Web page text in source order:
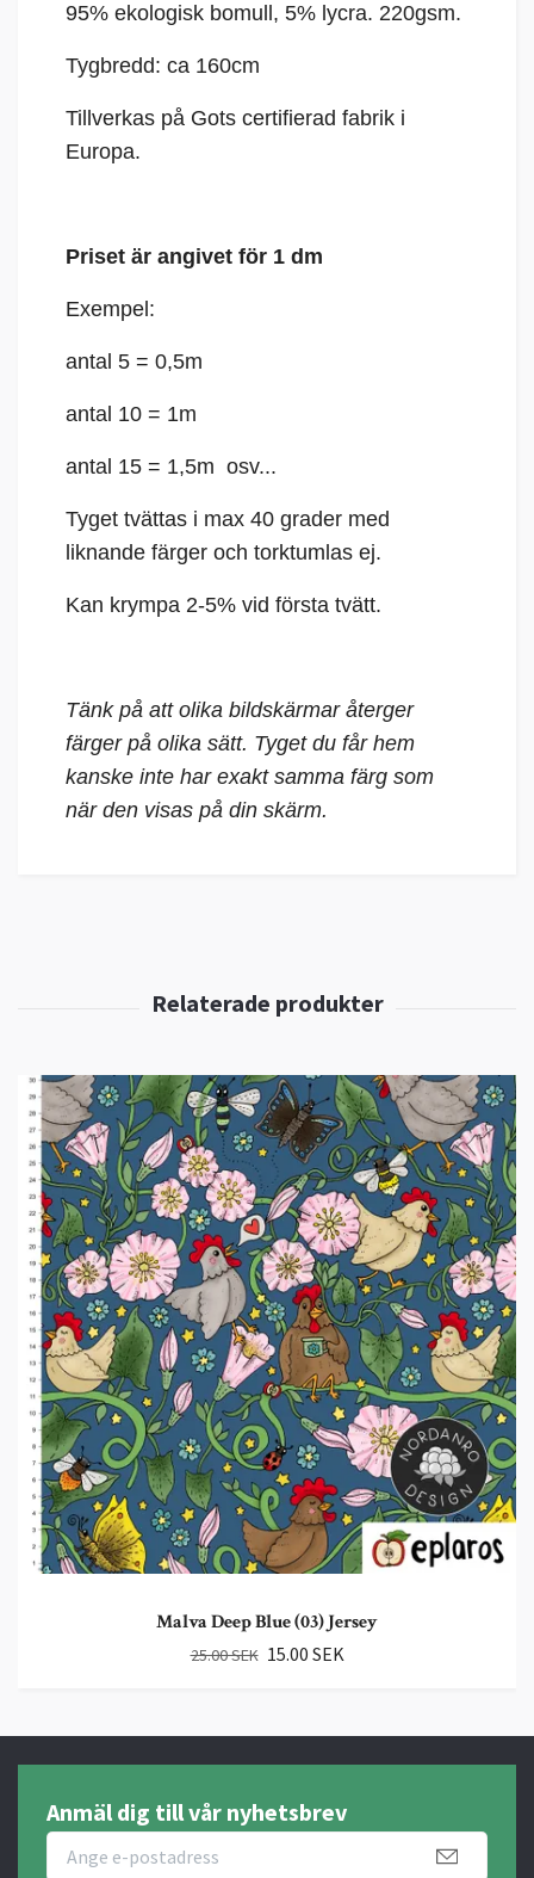
95% ekologisk bomull, 5% lycra. 220gsm.
Tygbredd: ca 160cm
Tillverkas på Gots certifierad fabrik i
Europa.
Priset är angivet för 1 dm
Exempel:
antal 5 = 0,5m
antal 10 = 1m
antal 15 = 1,5m osv...
Tyget tvättas i max 40 grader med
liknande färger och torktumlas ej.
Kan krympa 2-5% vid första tvätt.
Tänk på att olika bildskärmar återger
färger på olika sätt. Tyget du får hem
kanske inte har exakt samma färg som
när den visas på din skärm.
Malva Deep Blue (03) Jersey
25.00 SEK 15.00 SEK
Anmäl dig till vår nyhetsbrev